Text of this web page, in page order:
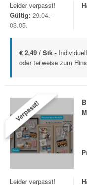
Leider verpasst!
Gültig: 29.04. -
03.05.
€ 2,49 / Stk -
oder teilweise zum
Verpasst!
Leider verpasst!